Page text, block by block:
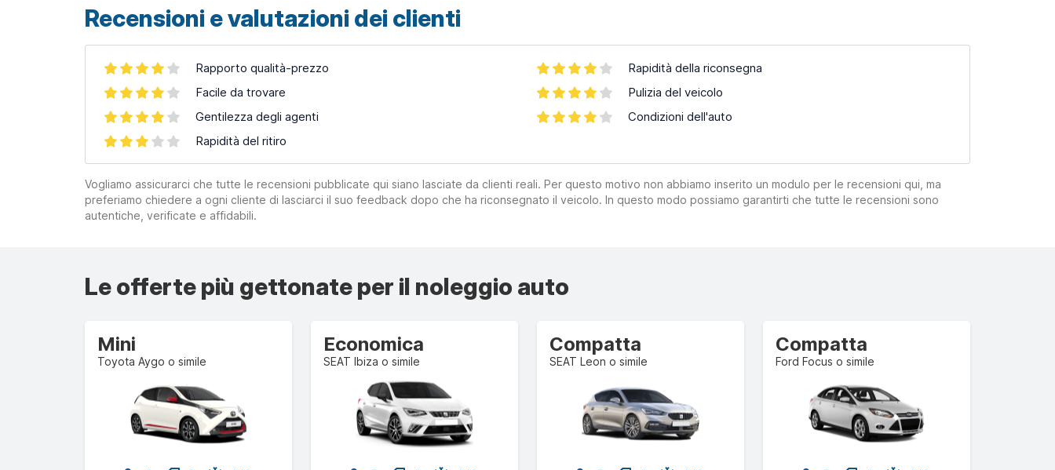
Recensioni e valutazioni dei clienti
Rapporto qualità-prezzo
Facile da trovare
Gentilezza degli agenti
Rapidità del ritiro
Rapidità della riconsegna
Pulizia del veicolo
Condizioni dell'auto
Vogliamo assicurarci che tutte le recensioni pubblicate qui siano lasciate da clienti reali. Per questo motivo non abbiamo inserito un modulo per le recensioni qui, ma
preferiamo chiedere a ogni cliente di lasciarci il suo feedback dopo che ha riconsegnato il veicolo. In questo modo possiamo garantirti che tutte le recensioni sono
autentiche, verificate e affidabili.
Le offerte più gettonate per il noleggio auto
Mini
Toyota Aygo o simile
Economica
SEAT Ibiza o simile
Compatta
SEAT Leon o simile
Compatta
Ford Focus o simile